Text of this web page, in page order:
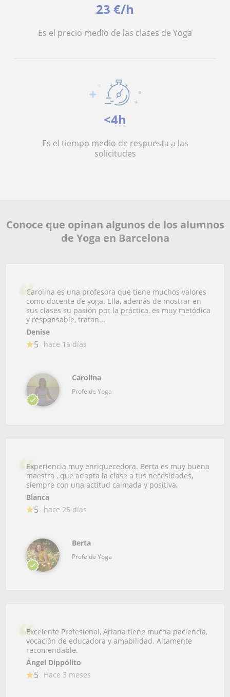
23 €/h
Es el precio medio de las clases de Yoga
<4h
Es el tiempo medio de respuesta a las
solicitudes
Conoce que opinan algunos de los alumnos
de Yoga en Barcelona
Carolina es una profesora que tiene muchos valores
como docente de yoga. Ella, además de mostrar en
sus clases su pasión por la práctica, es muy metódica
y responsable, tratan...
Denise
5 hace 16 días
Carolina
Profe de Yoga
Experiencia muy enriquecedora. Berta es muy buena
maestra , que adapta la clase a tus necesidades,
siempre con una actitud calmada y positiva.
Blanca
5 hace 25 días
Berta
Profe de Yoga
Excelente Profesional, Ariana tiene mucha paciencia,
vocación de educadora y amabilidad. Altamente
recomendable.
Ángel Dippólito
5 Hace 3 meses